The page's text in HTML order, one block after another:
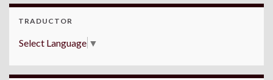
TRADUCTOR
Select Language ▼